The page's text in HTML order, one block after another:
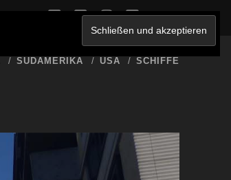
twitterfacebook
instagram
youtube
SÜDAMERIKA USA SCHIFFE